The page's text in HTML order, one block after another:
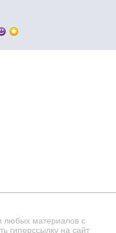
любых материалов с
гиперссылку на сайт